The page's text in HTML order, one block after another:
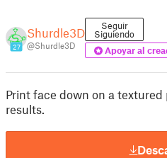
27
Shurdle3D
@Shurdle3D
Seguir
Siguiendo
Apoyar al
Print face down on a
results.